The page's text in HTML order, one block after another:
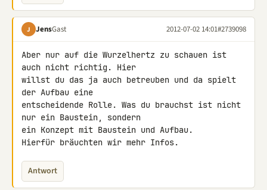
J JensGast 2012-07-02 14:01#2739098
Aber nur auf die Wurzelhertz zu schauen ist
auch nicht richtig. Hier
willst du das ja auch betreuben und da spielt
der Aufbau eine
entscheidende Rolle. Was du brauchst ist nicht
nur ein Baustein, sondern
ein Konzept mit Baustein und Aufbau.
Hierfür bräuchten wir mehr Infos.
Antwort